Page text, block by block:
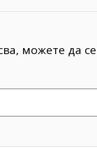
можете да